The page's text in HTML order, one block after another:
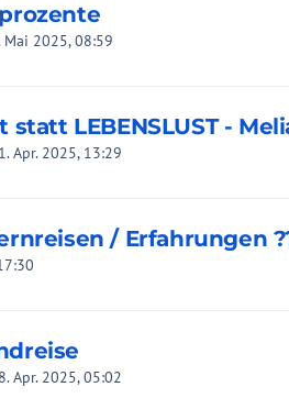
Mai 2025, 08:59
statt LEBENSLUST -
Apr. 2025, 13:29
/ Erfahrungen
Apr. 2025, 05:02